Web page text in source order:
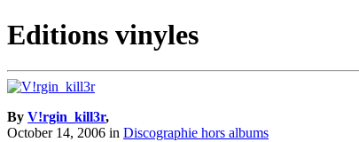
Editions vinyles
By V!rgin_kill3r,
October 14, 2006 in Discographie hors albums